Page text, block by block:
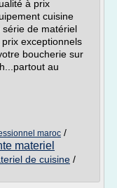
à prix
cuisine
de matériel
exceptionnels
boucherie sur
au
maroc /
materiel
de cuisine /